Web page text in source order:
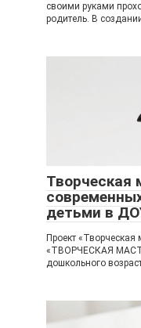
своими руками
родитель. В
Творческая
детьми в
Проект
«ТВОРЧЕСКАЯ
дошкольного